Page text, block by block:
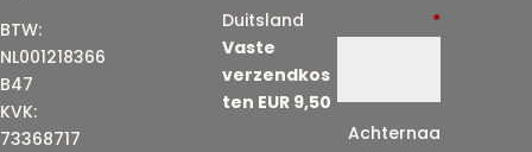
BTW:
NL001218366
B47
KVK:
73368717
Duitsland
Vaste
verzendkos
ten EUR 9,50
*
Achternaa